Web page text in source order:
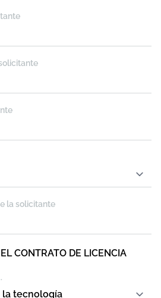
la solicitante
CONTRATO DE LICENCIA